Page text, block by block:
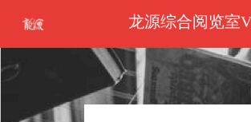
龙源综合阅览室